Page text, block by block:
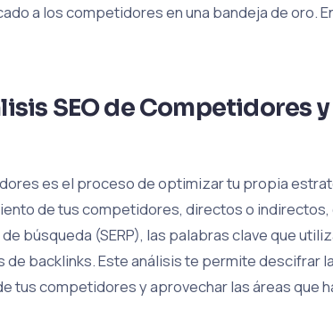
a los competidores en una bandeja de oro.
SEO de Competidores
es el proceso de optimizar tu propia
de tus competidores, directos o indirectos,
búsqueda (SERP), las palabras clave que
backlinks. Este análisis te permite descifrar
tus competidores y aprovechar las áreas que